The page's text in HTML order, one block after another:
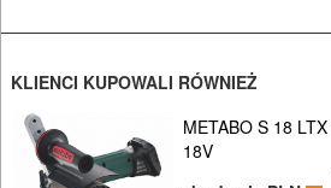
INSTALACYJNE,
PALNIKI
KLIENCI KUPOWALI RÓWNIEŻ
METABO S 18
18V